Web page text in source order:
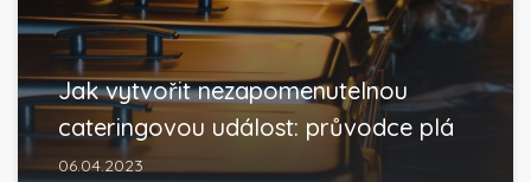
Jak vytvořit nezapomenutelnou
cateringovou událost: průvodce plá
06.04.2023